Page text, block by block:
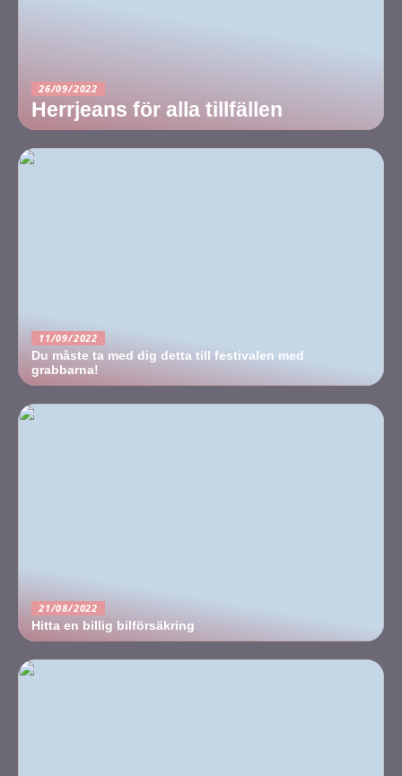
26/09/2022
Herrjeans för alla tillfällen
11/09/2022
Du måste ta med dig detta till festivalen med
grabbarna!
21/08/2022
Hitta en billig bilförsäkring